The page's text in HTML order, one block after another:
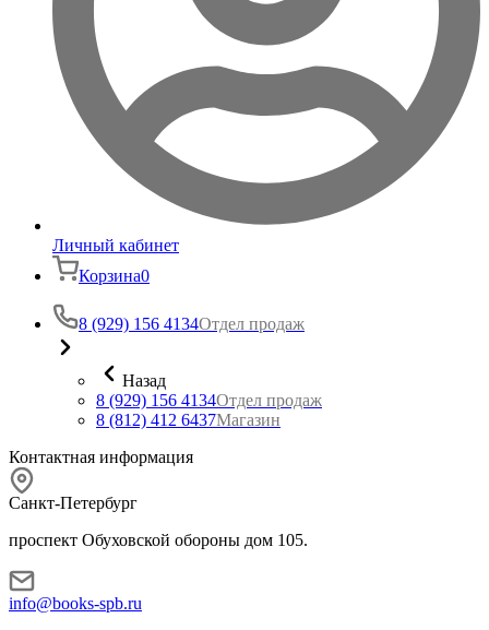
Личный кабинет
Корзина0
8 (929) 156 4134Отдел продаж
Назад
8 (929) 156 4134Отдел продаж
8 (812) 412 6437Магазин
Контактная информация
Санкт-Петербург
проспект Обуховской обороны дом 105.
info@books-spb.ru